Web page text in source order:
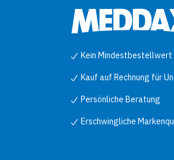
Kein Mindestbestellwert
Kauf auf Rechnung für
Persönliche Beratung
Erschwingliche